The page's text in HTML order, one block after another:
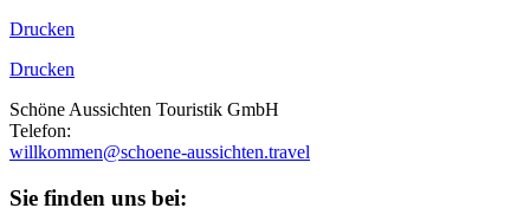
Drucken
Drucken
Schöne Aussichten Touristik GmbH
Telefon:
willkommen@schoene-aussichten.travel
Sie finden uns bei: